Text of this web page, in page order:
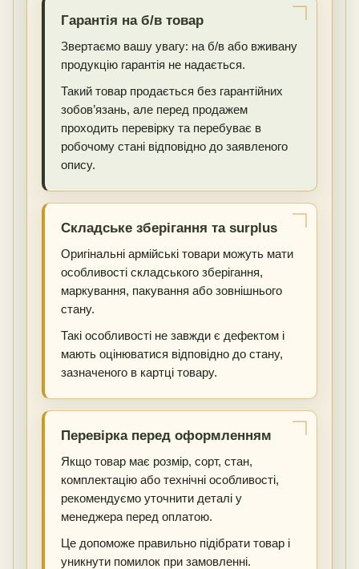
Гарантія на б/в товар
Звертаємо вашу увагу: на б/в або вживану
продукцію гарантія не надається.
Такий товар продається без гарантійних
зобов’язань, але перед продажем
проходить перевірку та перебуває в
робочому стані відповідно до заявленого
опису.
Складське зберігання та surplus
Оригінальні армійські товари можуть мати
особливості складського зберігання,
маркування, пакування або зовнішнього
стану.
Такі особливості не завжди є дефектом і
мають оцінюватися відповідно до стану,
зазначеного в картці товару.
Перевірка перед оформленням
Якщо товар має розмір, сорт, стан,
комплектацію або технічні особливості,
рекомендуємо уточнити деталі у
менеджера перед оплатою.
Це допоможе правильно підібрати товар і
уникнути помилок при замовленні.